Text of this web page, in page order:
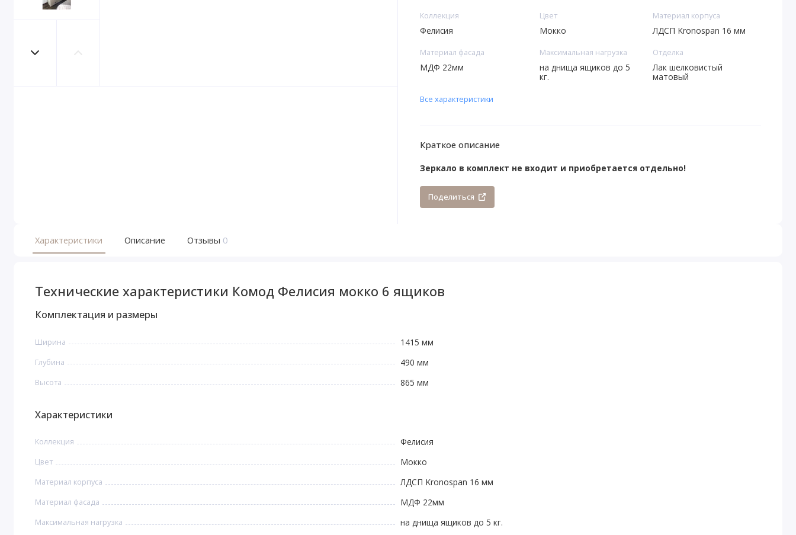
Коллекция
Фелисия
Цвет
Мокко
Материал корпуса
ЛДСП Kronospan 16 мм
Материал фасада
МДФ 22мм
Максимальная нагрузка
на днища ящиков до 5
кг.
Отделка
Лак шелковистый
матовый
Все характеристики
Краткое описание
Зеркало в комплект не входит и приобретается отдельно!
Поделиться
Характеристики Описание Отзывы 0
Технические характеристики Комод Фелисия мокко 6 ящиков
Комплектация и размеры
Ширина 1415 мм
Глубина 490 мм
Высота 865 мм
Характеристики
Коллекция Фелисия
Цвет Мокко
Материал корпуса ЛДСП Kronospan 16 мм
Материал фасада МДФ 22мм
Максимальная нагрузка на днища ящиков до 5 кг.